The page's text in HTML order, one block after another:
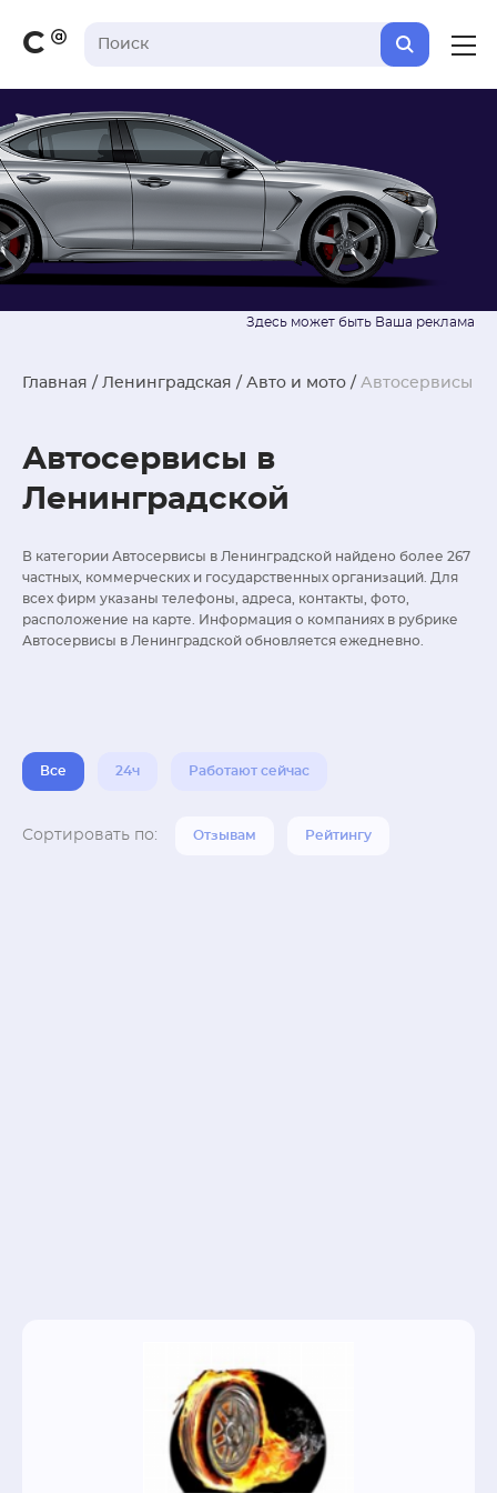
С
Главная / Ленинградская / Авто и мото / Автосервисы
Автосервисы в
Ленинградской
В категории Автосервисы в Ленинградской найдено более 267
частных, коммерческих и государственных организаций. Для
всех фирм указаны телефоны, адреса, контакты, фото,
расположение на карте. Информация о компаниях в рубрике
Автосервисы в Ленинградской обновляется ежедневно.
Все 24ч Работают сейчас
Сортировать по: Отзывам Рейтингу